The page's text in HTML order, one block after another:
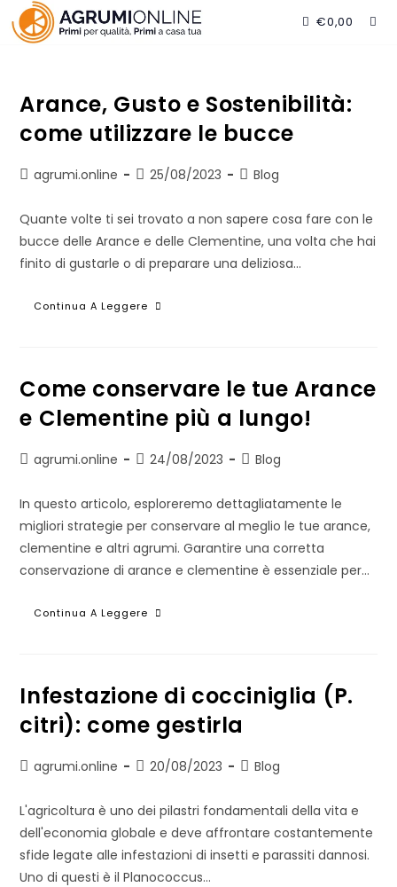
Salta
€0,00
Arance, Gusto e Sostenibilità:
come utilizzare le bucce
Autore
agrumi.online
Articolo
25/08/2023
Categoria
Blog
Quante volte ti sei trovato a non sapere cosa fare con le
bucce delle Arance e delle Clementine, una volta che hai
finito di gustarle o di preparare una deliziosa…
Continua A Leggere Arance,
Le
Bucce
Come conservare le tue Arance
e Clementine più a lungo!
Autore
agrumi.online
Articolo
24/08/2023
Categoria
Blog
In questo articolo, esploreremo dettagliatamente le
migliori strategie per conservare al meglio le tue arance,
clementine e altri agrumi. Garantire una corretta
conservazione di arance e clementine è essenziale per…
Continua A Leggere Come
Clementine
Più
Lungo!
Infestazione di cocciniglia (P.
citri): come gestirla
Autore
agrumi.online
Articolo
20/08/2023
Categoria
Blog
L'agricoltura è uno dei pilastri fondamentali della vita e
dell'economia globale e deve affrontare costantemente
sfide legate alle infestazioni di insetti e parassiti dannosi.
Uno di questi è il Planococcus…